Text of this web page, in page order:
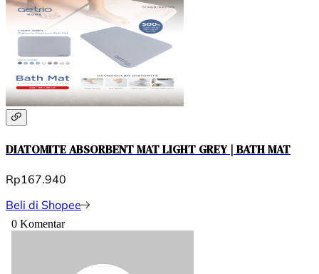
DIATOMITE ABSORBENT MAT LIGHT GREY | BATH MAT
Rp167.940
Beli di Shopee